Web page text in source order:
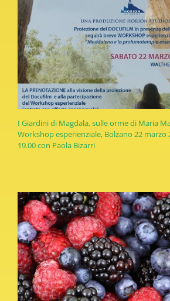
I Giardini di Magdala, sulle orme di Maria
Workshop esperienziale, Bolzano 22 marzo
19.00 con Paola Bizarri